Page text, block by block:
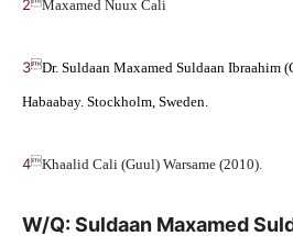
2 Maxamed Nuux Cali
3Dr. Suldaan Maxamed Suldaan Ibraahim
Habaabay. Stockholm, Sweden.
4Khaalid Cali (Guul) Warsame (2010).
W/Q: Suldaan Maxamed